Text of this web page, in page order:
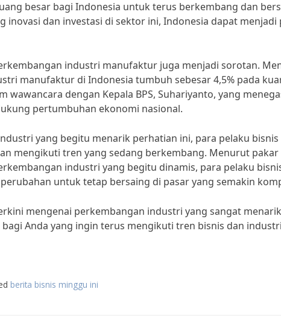
besar bagi Indonesia untuk terus berkembang dan
inovasi dan investasi di sektor ini, Indonesia dapat menjadi
industri manufaktur juga menjadi sorotan.
manufaktur di Indonesia tumbuh sebesar 4,5% pada
wawancara dengan Kepala BPS, Suhariyanto, yang
pertumbuhan ekonomi nasional.
yang begitu menarik perhatian ini, para pelaku
mengikuti tren yang sedang berkembang. Menurut pakar
industri yang begitu dinamis, para pelaku
untuk tetap bersaing di pasar yang semakin
mengenai perkembangan industri yang sangat
Anda yang ingin terus mengikuti tren bisnis dan
berita bisnis minggu ini